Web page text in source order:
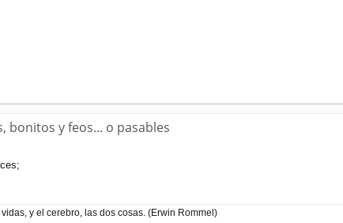
bonitos y feos... o pasables
y el cerebro, las dos cosas. (Erwin Rommel)